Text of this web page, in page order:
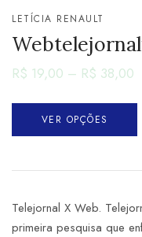
LETÍCIA RENAULT
R$ 19,00 – R$ 38,00
VER OPÇÕES
Telejornal X Web.
primeira pesquisa que